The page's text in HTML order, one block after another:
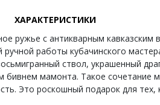
ХАРАКТЕРИСТИКИ
ружье с антикварным
ручной работы кубачинского
ствол, украшенный
бивнем мамонта. Такое сочетание
Это роскошный подарок для тех,